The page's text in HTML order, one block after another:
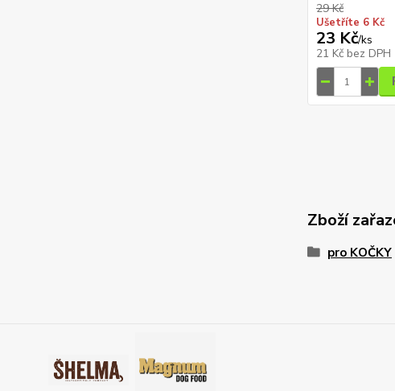
29 Kč
Ušetříte 6 Kč
23 Kč/ks
21 Kč bez DPH
Zboží
pro KOČKY